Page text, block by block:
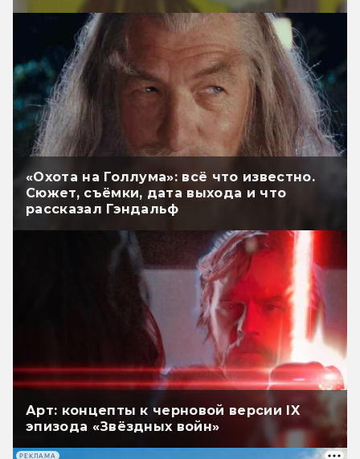
«Охота на Голлума»: всё что известно.
Сюжет, съёмки, дата выхода и что
рассказал Гэндальф
Арт: концепты к черновой версии IX
эпизода «Звёздных войн»
РЕКЛАМА